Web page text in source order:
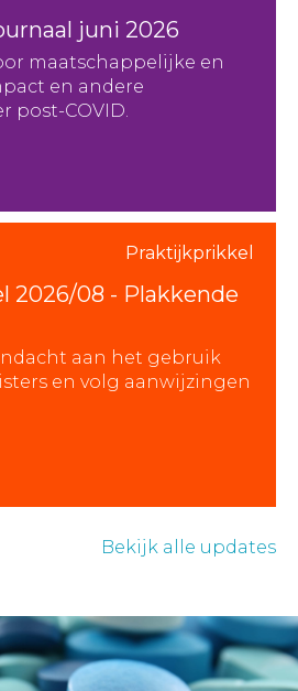
juni 2026
maatschappelijke en
en andere
post-COVID.
Praktijkprikkel
2026/08 - Plakkende
aan het gebruik
en volg aanwijzingen
Bekijk alle updates